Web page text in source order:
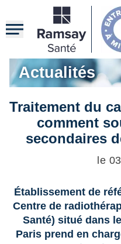
contenu
principal
Actualités
Traitement du
comment
secondaires
le
Établissement de
Centre de
Santé) situé dans
Paris prend en